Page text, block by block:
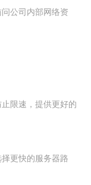
公司内部网络资
限速，提供更好的
更快的服务器路